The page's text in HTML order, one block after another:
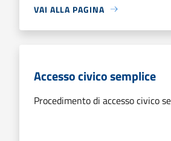
VAI ALLA PAGINA
Accesso civico semplice
Procedimento di accesso civico